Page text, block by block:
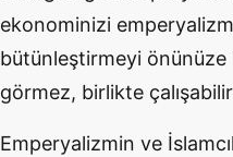
ekonominizi
bütünleştirmeyi önünüze
görmez, birlikte
Emperyalizmin ve